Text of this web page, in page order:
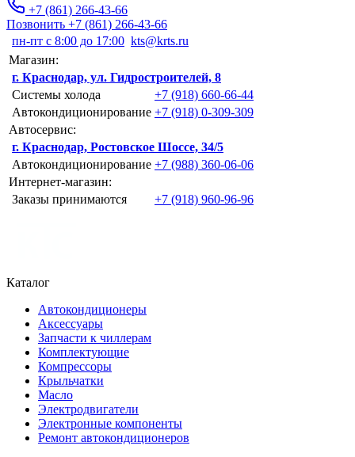
+7 (861) 266-43-66
Позвонить +7 (861) 266-43-66
пн-пт с 8:00 до 17:00 kts@krts.ru
Магазин:
г. Краснодар, ул. Гидростроителей, 8
Системы холода
+7 (918) 660-66-44
Автокондиционирование +7 (918) 0-309-309
Автосервис:
г. Краснодар, Ростовское Шоссе, 34/5
Автокондиционирование +7 (988) 360-06-06
Интернет-магазин:
Заказы принимаются
+7 (918) 960-96-96
Каталог
Автокондиционеры
Аксессуары
Запчасти к чиллерам
Комплектующие
Компрессоры
Крыльчатки
Масло
Электродвигатели
Электронные компоненты
Ремонт автокондиционеров